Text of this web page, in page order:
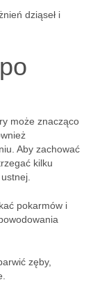
dziąseł i
może znacząco
Aby zachować
kilku
pokarmów i
zęby,